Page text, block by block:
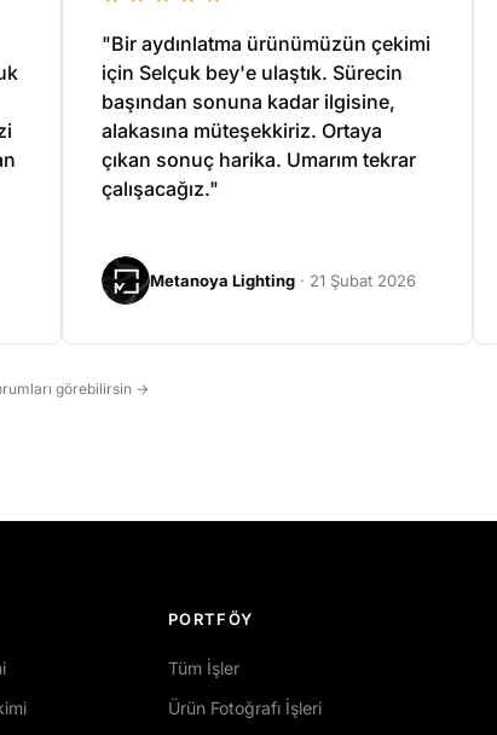
"Bir aydınlatma ürünümüzün çekimi
için Selçuk bey'e ulaştık. Sürecin
başından sonuna kadar ilgisine,
alakasına müteşekkiriz. Ortaya
çıkan sonuç harika. Umarım tekrar
çalışacağız."
Metanoya Lighting · 21 Şubat 2026
görebilirsin →
PORTFÖY
Tüm İşler
Ürün Fotoğrafı İşleri